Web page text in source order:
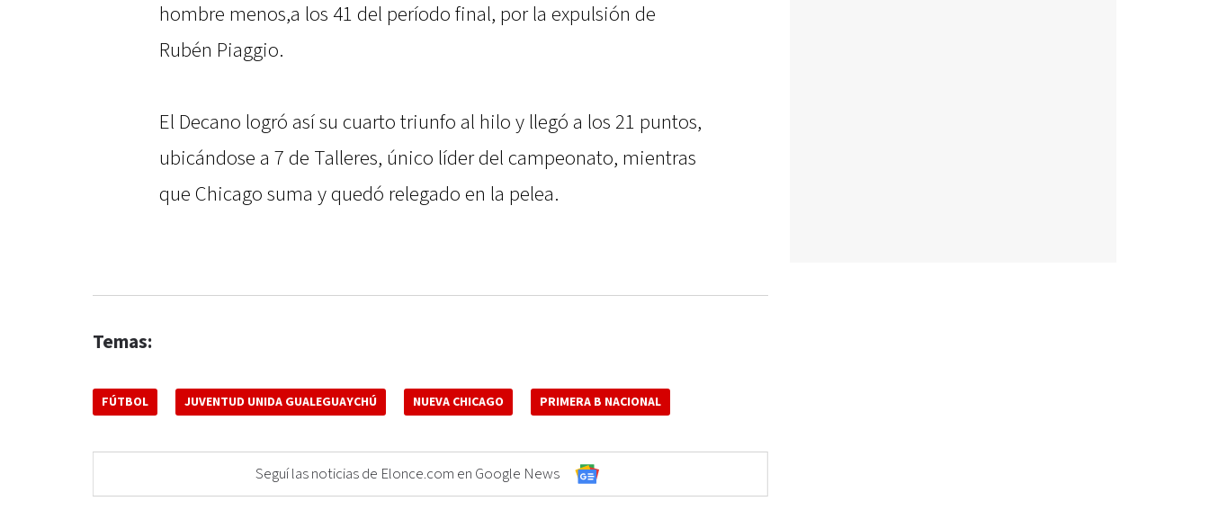
hombre menos,a los 41 del período final, por la expulsión de
Rubén Piaggio.
El Decano logró así su cuarto triunfo al hilo y llegó a los 21 puntos,
ubicándose a 7 de Talleres, único líder del campeonato, mientras
que Chicago suma y quedó relegado en la pelea.
Temas:
FÚTBOL JUVENTUD UNIDA GUALEGUAYCHÚ NUEVA CHICAGO PRIMERA B NACIONAL
Seguí las noticias de Elonce.com en Google News